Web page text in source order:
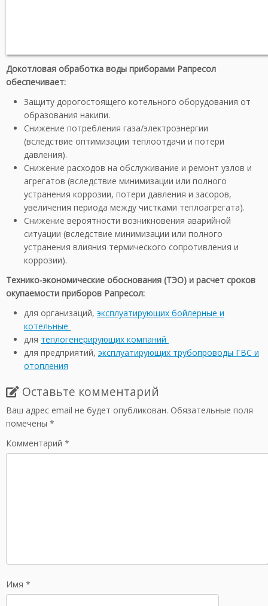
Докотловая обработка воды приборами Рапресол
обеспечивает:
Защиту дорогостоящего котельного оборудования от
образования накипи.
Снижение потребления газа/электроэнергии
(вследствие оптимизации теплоотдачи и потери
давления).
Снижение расходов на обслуживание и ремонт узлов и
агрегатов (вследствие минимизации или полного
устранения коррозии, потери давления и засоров,
увеличения периода между чистками теплоагрегата).
Снижение вероятности возникновения аварийной
ситуации (вследствие минимизации или полного
устранения влияния термического сопротивления и
коррозии).
Технико-экономические обоснования (ТЭО) и расчет сроков
окупаемости приборов Рапресол:
для организаций, эксплуатирующих бойлерные и
котельные
для теплогенерирующих компаний
для предприятий, эксплуатирующих трубопроводы ГВС и
отопления
Оставьте комментарий
Ваш адрес email не будет опубликован. Обязательные поля
помечены *
Комментарий *
Имя *